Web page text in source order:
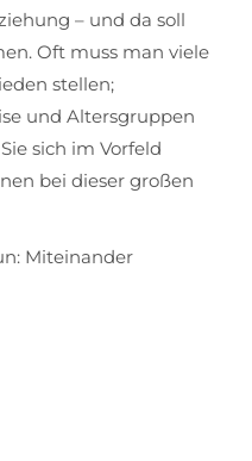
– und da soll
Oft muss man viele
stellen;
und Altersgruppen
sich im Vorfeld
bei dieser großen
Miteinander